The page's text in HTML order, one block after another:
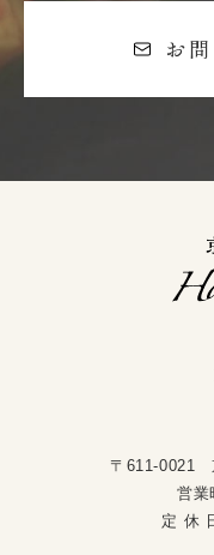
お
〒611-0021
営業
定 休